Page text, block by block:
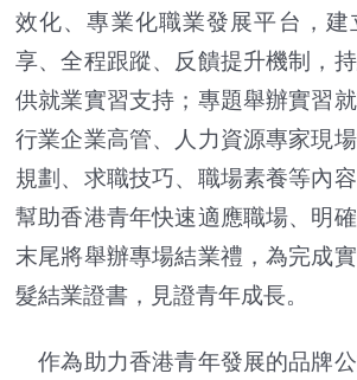
效化、專業化職業發展平台，
享、全程跟蹤、反饋提升機制，
供就業實習支持；專題舉辦實習
行業企業高管、人力資源專家現
規劃、求職技巧、職場素養等內
幫助香港青年快速適應職場、明
末尾將舉辦專場結業禮，為完成
髮結業證書，見證青年成長。
作為助力香港青年發展的品牌